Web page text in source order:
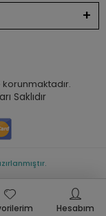
korunmaktadır.
Saklıdır
Hesabım